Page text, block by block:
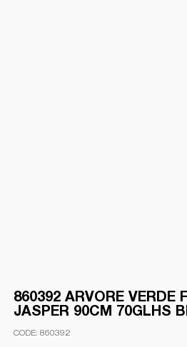
860392 ARVORE VERDE
JASPER 90CM 70GLHS
860392